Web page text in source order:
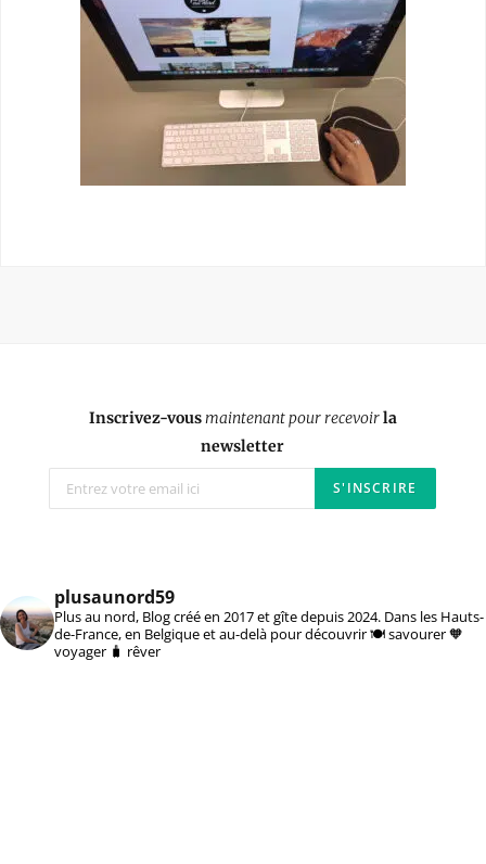
Inscrivez-vousmaintenant pour recevoirla
newsletter
plusaunord59
Plus au nord, Blog créé en 2017 et gîte depuis 2024. Dans les Hauts-
de-France, en Belgique et au-delà pour découvrir 🍽️ savourer 🧡
voyager 🧳 rêver